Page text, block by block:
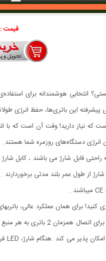
قیمت :
هوشمندانه برای استفاده‌ی
پیشرفته این باتری‌ها، حفظ انرژی
دارید! وقت آن است که با
انرژی دستگاه‌های روزمره شما هستند.
ها شارژ شوند این باتری ها با قابلیت ۱۲۰۰
برای همان عملکرد عالی،